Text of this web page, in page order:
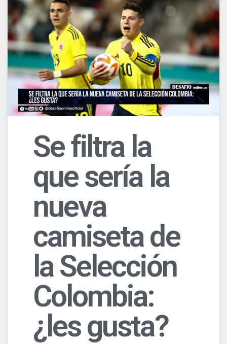
Se filtra la
que sería la
nueva
camiseta de
la Selección
Colombia:
¿les gusta?